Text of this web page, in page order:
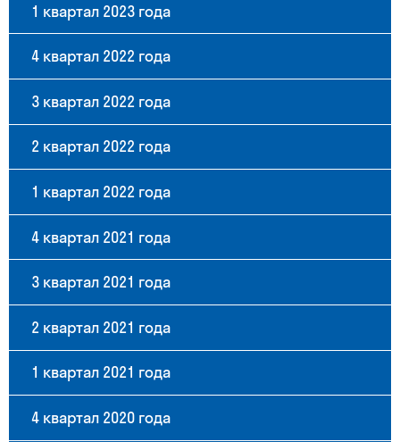
1 квартал 2023 года
4 квартал 2022 года
3 квартал 2022 года
2 квартал 2022 года
1 квартал 2022 года
4 квартал 2021 года
3 квартал 2021 года
2 квартал 2021 года
1 квартал 2021 года
4 квартал 2020 года